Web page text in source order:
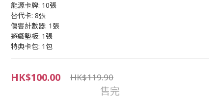
能源卡牌: 10張
替代卡: 8張
傷害計數器: 1張
遊戲墊板: 1張
特典卡包: 1包
HK$100.00 HK$119.90
售完